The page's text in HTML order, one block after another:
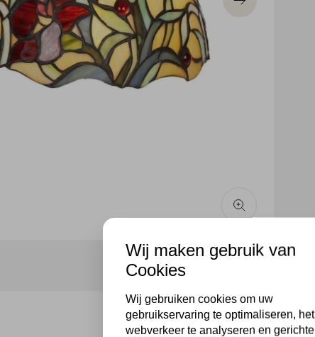
Wij maken gebruik van
Cookies
Wij gebruiken cookies om uw
gebruikservaring te optimaliseren, het
webverkeer te analyseren en gerichte